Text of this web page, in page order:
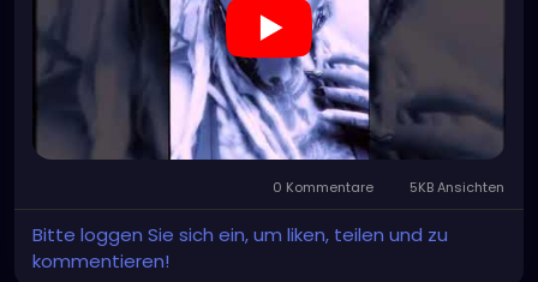
0 Kommentare 5KB Ansichten
Bitte loggen Sie sich ein, um liken, teilen und zu
kommentieren!